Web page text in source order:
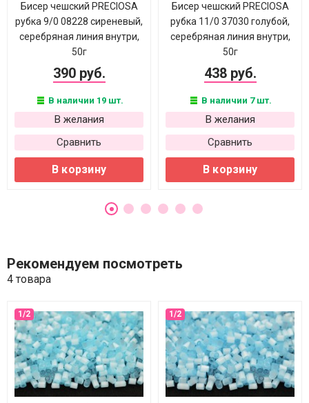
Бисер чешский PRECIOSA
рубка 9/0 08228 сиреневый,
серебряная линия внутри,
50г
390 руб.
В наличии 19 шт.
В желания
Сравнить
В корзину
Бисер чешский PRECIOSA
рубка 11/0 37030 голубой,
серебряная линия внутри,
50г
438 руб.
В наличии 7 шт.
В желания
Сравнить
В корзину
Рекомендуем посмотреть
4 товара